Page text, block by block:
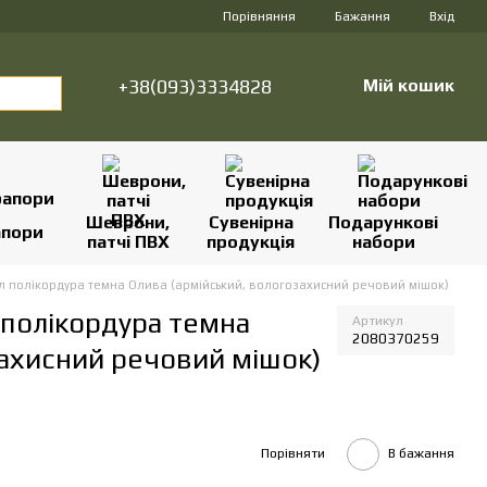
Порівняння Бажання Вхід
+38(093)3334828 Мій кошик
Шеврони,
патчі ПВХ
Сувенірна
продукція
Подарункові
набори
полікордура темна Олива (армійський, вологозахисний речовий мішок)
темна
речовий мішок)
Артикул
2080370259
Порівняти В бажання